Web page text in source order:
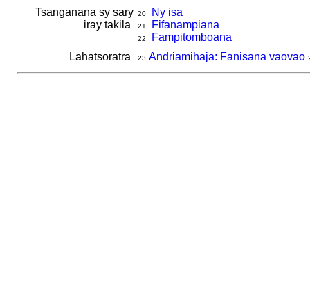
Tsanganana sy sary
iray takila
20 Ny isa
21 Fifanampiana
22
Fampitomboana
Lahatsoratra
23 Andriamihaja: Fanisana vaovao